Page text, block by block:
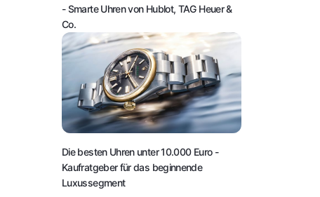
- Smarte Uhren von Hublot, TAG Heuer &
Co.
Die besten Uhren unter 10.000 Euro -
Kaufratgeber für das beginnende
Luxussegment